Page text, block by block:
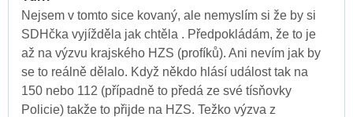
Nejsem v tomto sice kovaný, ale nemyslím si že by si
SDHčka vyjížděla jak chtěla . Předpokládám, že to je
až na výzvu krajského HZS (profíků). Ani nevím jak by
se to reálně dělalo. Když někdo hlásí událost tak na
150 nebo 112 (případně to předá ze své tísňovky
Policie) takže to přijde na HZS. Težko výzva z